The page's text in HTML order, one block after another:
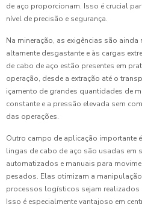
de aço proporcionam. Isso é crucial
nível de precisão e segurança.
Na mineração, as exigências são
altamente desgastante e às cargas
de cabo de aço estão presentes em
operação, desde a extração até o
içamento de grandes quantidades de
constante e a pressão elevada sem
das operações.
Outro campo de aplicação importante
lingas de cabo de aço são usadas em
automatizados e manuais para
pesados. Elas otimizam a
processos logísticos sejam realizados
Isso é especialmente vantajoso em